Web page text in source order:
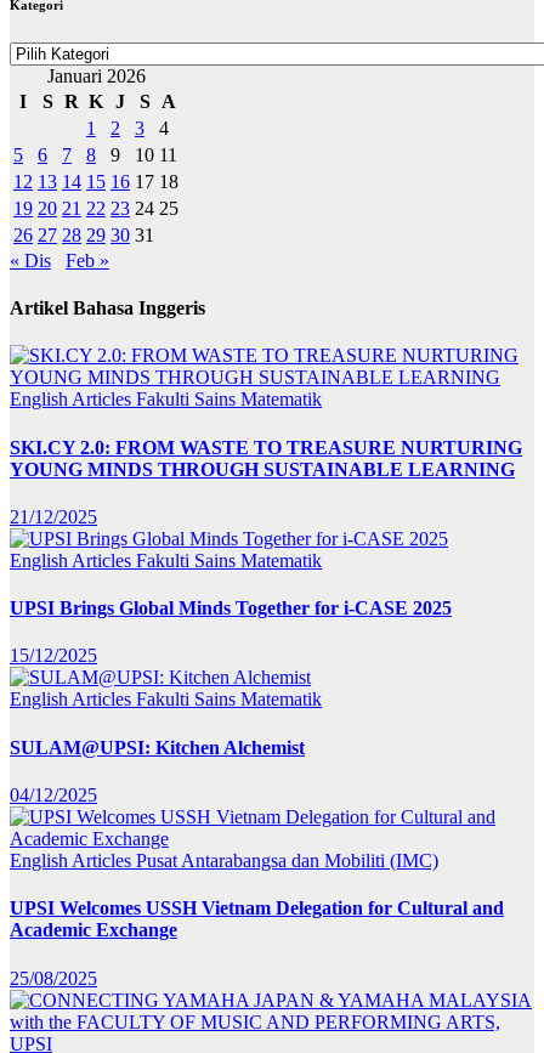
Kategori
Kategori
Januari 2026
I
S R K J S
A
1
2 3
4
5
6 7 8 9 10 11
12 13 14 15 16 17 18
19 20 21 22 23 24 25
26 27 28 29 30 31
« Dis
Feb »
Artikel Bahasa Inggeris
English Articles Fakulti Sains Matematik
SKI.CY 2.0: FROM WASTE TO TREASURE NURTURING
YOUNG MINDS THROUGH SUSTAINABLE LEARNING
21/12/2025
English Articles Fakulti Sains Matematik
UPSI Brings Global Minds Together for i-CASE 2025
15/12/2025
English Articles Fakulti Sains Matematik
SULAM@UPSI: Kitchen Alchemist
04/12/2025
English Articles Pusat Antarabangsa dan Mobiliti (IMC)
UPSI Welcomes USSH Vietnam Delegation for Cultural and
Academic Exchange
25/08/2025